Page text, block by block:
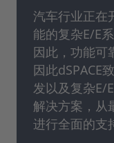
汽车行业正在
能的复杂E/E
因此，功能可
因此dSPACE
发以及复杂E/
解决方案，从
进行全面的支